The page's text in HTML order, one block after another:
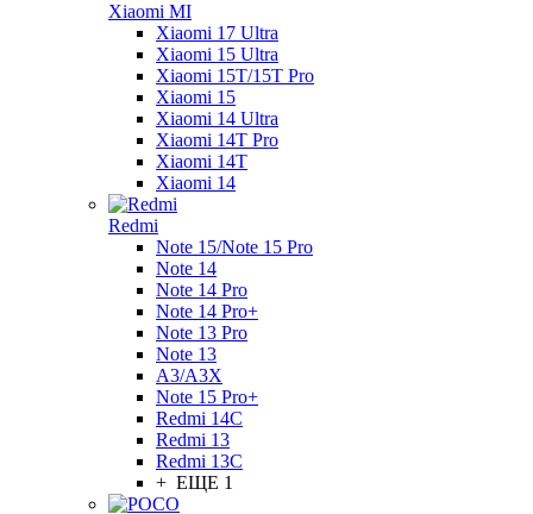
Xiaomi MI
Xiaomi 17 Ultra
Xiaomi 15 Ultra
Xiaomi 15T/15T Pro
Xiaomi 15
Xiaomi 14 Ultra
Xiaomi 14T Pro
Xiaomi 14T
Xiaomi 14
Redmi
Note 15/Note 15 Pro
Note 14
Note 14 Pro
Note 14 Pro+
Note 13 Pro
Note 13
A3/A3X
Note 15 Pro+
Redmi 14C
Redmi 13
Redmi 13C
+ ЕЩЕ 1